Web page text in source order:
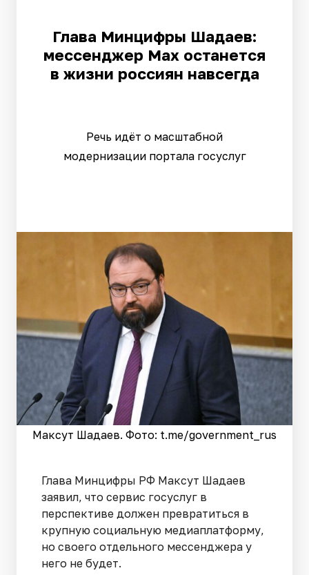
Глава Минцифры Шадаев:
мессенджер Max останется
в жизни россиян навсегда
Речь идёт о масштабной
модернизации портала госуслуг
Максут Шадаев. Фото: t.me/government_rus
Глава Минцифры РФ Максут Шадаев
заявил, что сервис госуслуг в
перспективе должен превратиться в
крупную социальную медиаплатформу,
но своего отдельного мессенджера у
него не будет.